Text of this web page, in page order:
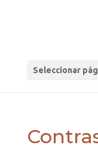
Seleccionar